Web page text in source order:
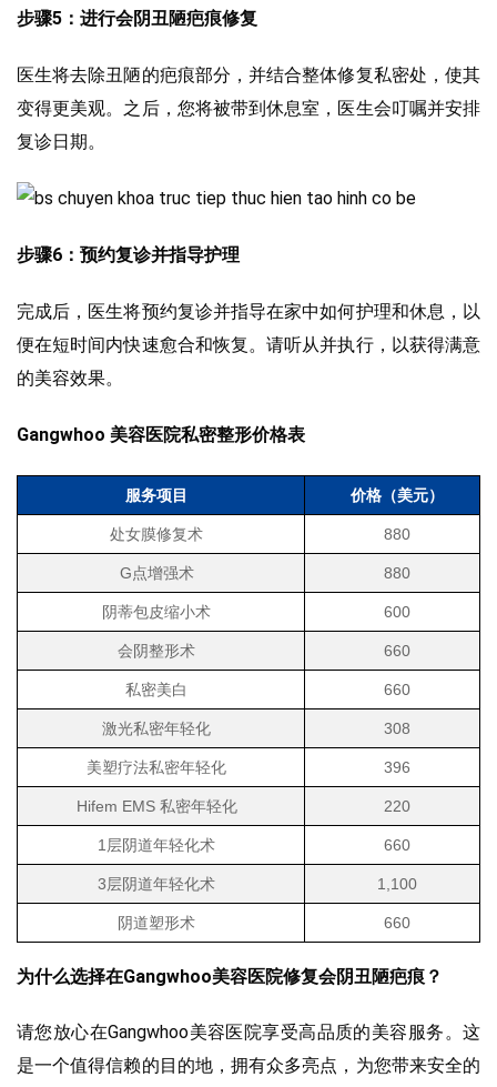
步骤5：进行会阴丑陋疤痕修复
医生将去除丑陋的疤痕部分，并结合整体修复私密处，使其
变得更美观。之后，您将被带到休息室，医生会叮嘱并安排
复诊日期。
步骤6：预约复诊并指导护理
完成后，医生将预约复诊并指导在家中如何护理和休息，以
便在短时间内快速愈合和恢复。请听从并执行，以获得满意
的美容效果。
Gangwhoo 美容医院私密整形价格表
服务项目 价格（美元）
处女膜修复术 880
G点增强术 880
阴蒂包皮缩小术 600
会阴整形术 660
私密美白 660
激光私密年轻化 308
美塑疗法私密年轻化 396
Hifem EMS 私密年轻化 220
1层阴道年轻化术 660
3层阴道年轻化术 1,100
阴道塑形术 660
为什么选择在Gangwhoo美容医院修复会阴丑陋疤痕？
请您放心在Gangwhoo美容医院享受高品质的美容服务。这
是一个值得信赖的目的地，拥有众多亮点，为您带来安全的